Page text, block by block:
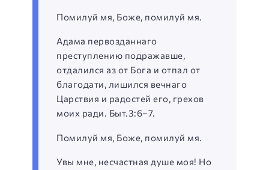
Помилуй мя, Боже, помилуй мя.
Адама первозданнаго
преступлению подражавше,
отдалился аз от Бога и отпал от
благодати, лишился вечнаго
Царствия и радостей его, грехов
моих ради. Быт.3:6–7.
Помилуй мя, Боже, помилуй мя.
Увы мне, несчастная душе моя! Но